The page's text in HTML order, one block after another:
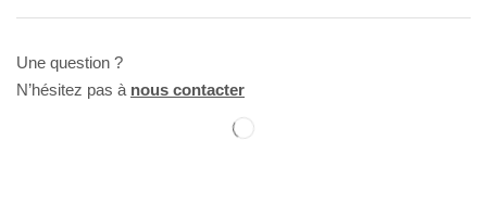
Une question ?
N’hésitez pas à nous contacter